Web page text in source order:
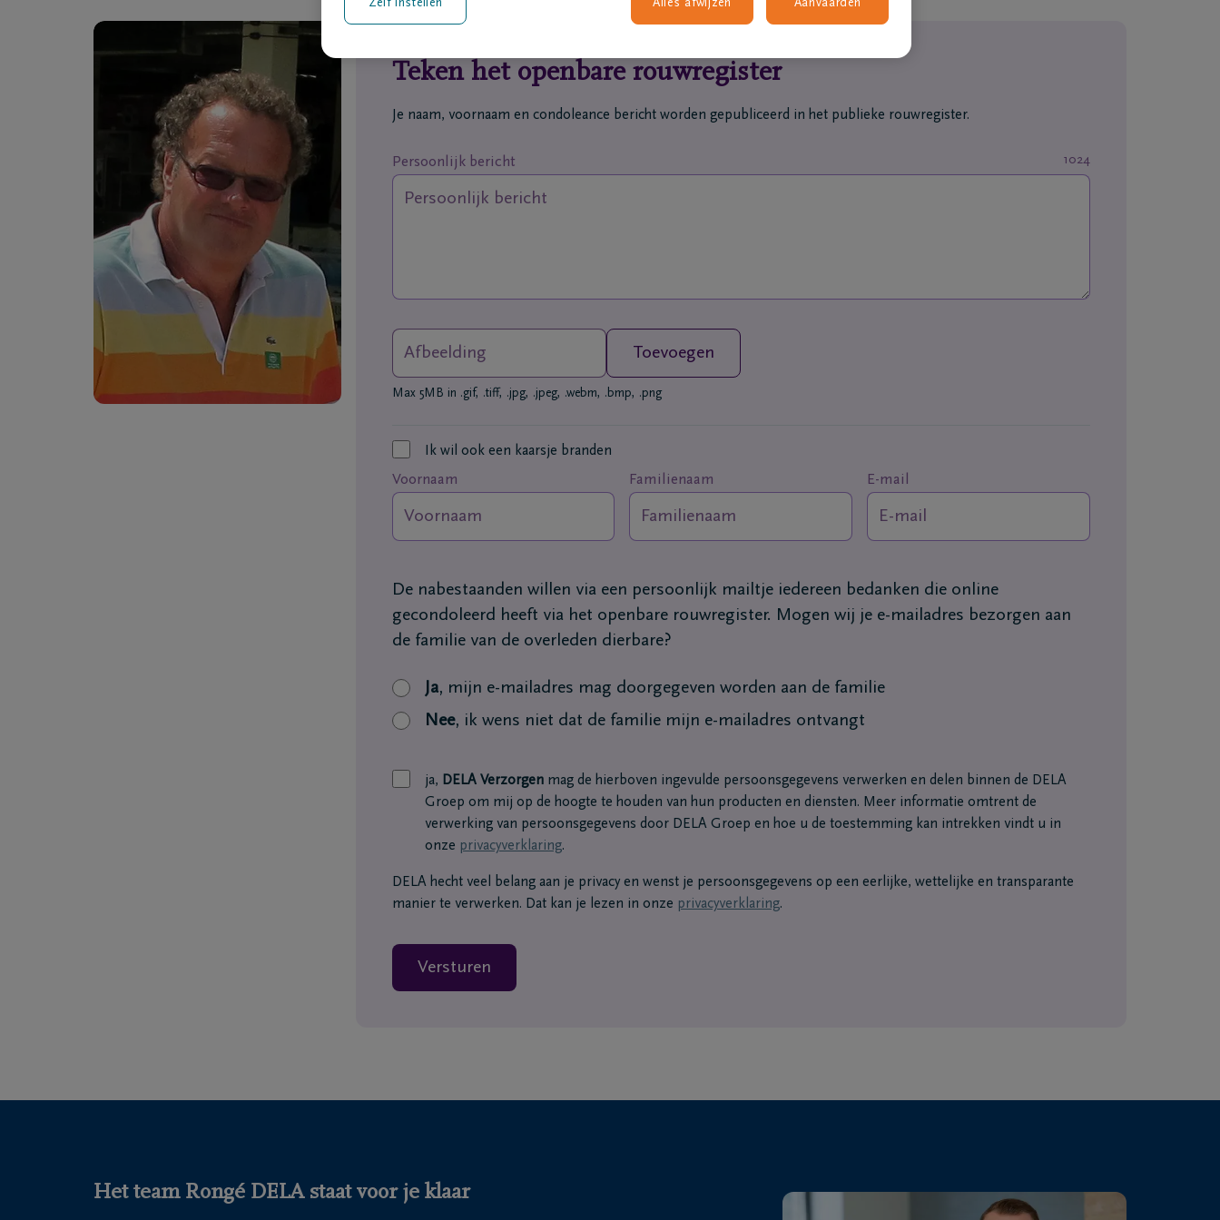
Teken het openbare rouwregister
Je naam, voornaam en condoleance bericht worden gepubliceerd in het publieke rouwregister.
1024
Persoonlijk bericht
Afbeelding Toevoegen
Max 5MB in .gif, .tiff, .jpg, .jpeg, .webm, .bmp, .png
Ik wil ook een kaarsje branden
Voornaam Familienaam E-mail
De nabestaanden willen via een persoonlijk mailtje iedereen bedanken die online
gecondoleerd heeft via het openbare rouwregister. Mogen wij je e-mailadres bezorgen aan
de familie van de overleden dierbare?
Ja, mijn e-mailadres mag doorgegeven worden aan de familie
Nee, ik wens niet dat de familie mijn e-mailadres ontvangt
ja, DELA Verzorgenmag de hierboven ingevulde persoonsgegevens verwerken en delen binnen de DELA
Groep om mij op de hoogte te houden van hun producten en diensten. Meer informatie omtrent de
verwerking van persoonsgegevens door DELA Groep en hoe u de toestemming kan intrekken vindt u in
onze privacyverklaring.
DELA hecht veel belang aan je privacy en wenst je persoonsgegevens op een eerlijke, wettelijke en transparante
manier te verwerken. Dat kan je lezen in onze privacyverklaring.
Versturen
Het team Rongé DELA staat voor je klaar
Alles afwijzen Aanvaarden
Zelf instellen